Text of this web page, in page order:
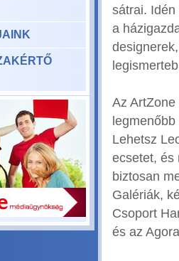
sátrai.
a
Az
Lehetsz
ecsetet, és
biztosan
Galériák,
Csoport
és az